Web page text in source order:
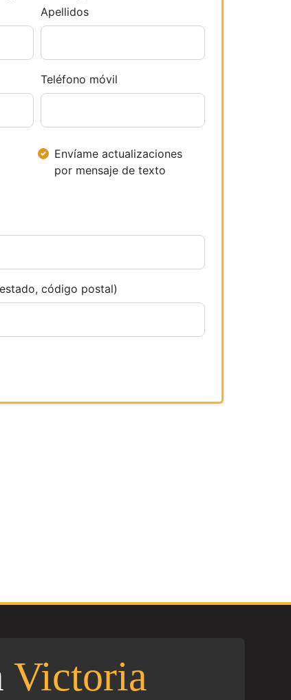
Apellidos
Teléfono móvil
Envíame actualizaciones
por mensaje de texto
código postal)
Victoria